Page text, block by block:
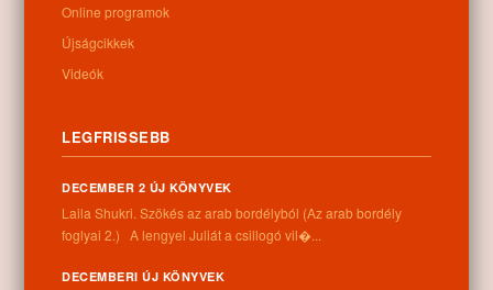
A Google kereső használata
Online programok
Újságcikkek
Videók
LEGFRISSEBB
DECEMBER 2 ÚJ KÖNYVEK
Laila Shukri. Szökés ​az arab bordélyból (Az arab bordély
foglyai 2.) A lengyel Juliát a csillogó vil�...
DECEMBERI ÚJ KÖNYVEK